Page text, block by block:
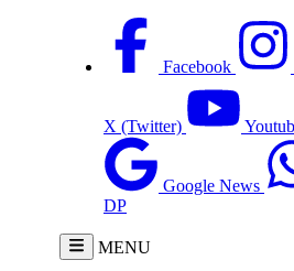
Facebook
X (Twitter)
Google News
DP
MENU